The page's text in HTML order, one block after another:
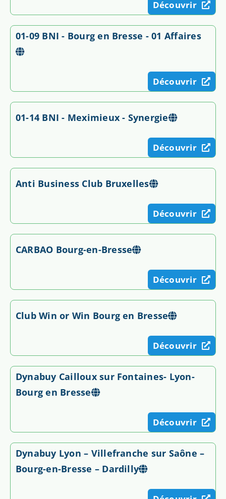
Découvrir
01-09 BNI - Bourg en Bresse - 01 Affaires
Découvrir
01-14 BNI - Meximieux - Synergie
Découvrir
Anti Business Club Bruxelles
Découvrir
CARBAO Bourg-en-Bresse
Découvrir
Club Win or Win Bourg en Bresse
Découvrir
Dynabuy Cailloux sur Fontaines- Lyon-
Bourg en Bresse
Découvrir
Dynabuy Lyon – Villefranche sur Saône –
Bourg-en-Bresse – Dardilly